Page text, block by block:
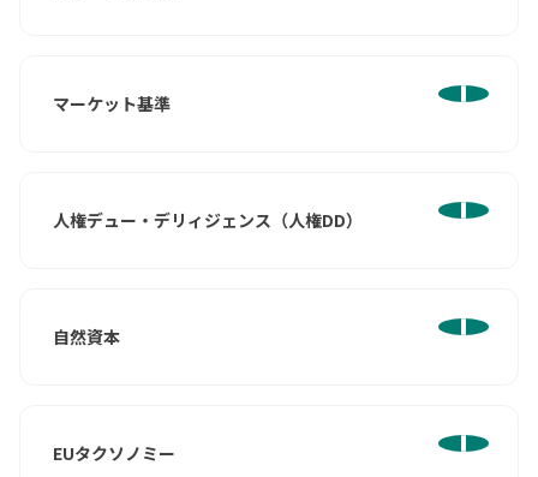
マーケット基準
人権デュー・デリィジェンス（人権DD）
自然資本
EUタクソノミー